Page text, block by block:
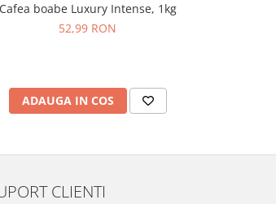
Cafea boabe Luxury Intense, 1kg
52,99 RON
ADAUGA IN COS
CLIENTI